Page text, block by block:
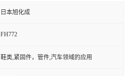
日本旭化成
FH772
鞋类,紧固件，管件,汽车领域的应用